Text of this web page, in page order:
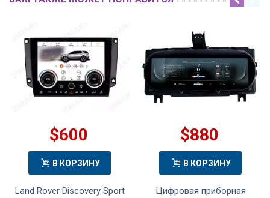
$600
В КОРЗИНУ
Land Rover Discovery Sport
$880
В КОРЗИНУ
Цифровая приборная